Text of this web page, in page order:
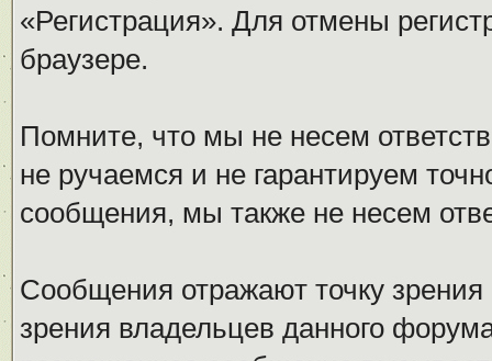
«Регистрация». Для отмены
браузере.
Помните, что мы не несем
не ручаемся и не гарантируем
сообщения, мы также не несем
Сообщения отражают точку
зрения владельцев данного